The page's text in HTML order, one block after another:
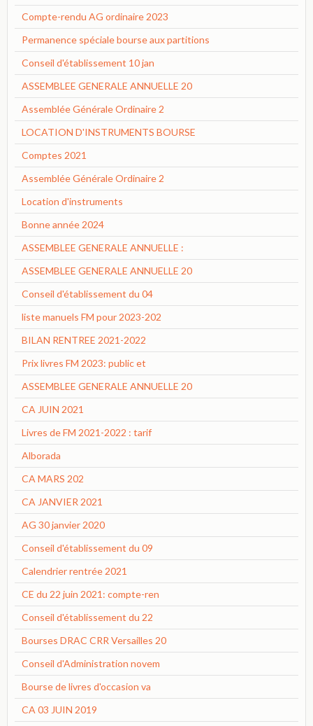
Compte-rendu AG ordinaire 2023
Permanence spéciale bourse aux partitions
Conseil d'établissement 10 jan
ASSEMBLEE GENERALE ANNUELLE 20
Assemblée Générale Ordinaire 2
LOCATION D'INSTRUMENTS BOURSE
Comptes 2021
Assemblée Générale Ordinaire 2
Location d'instruments
Bonne année 2024
ASSEMBLEE GENERALE ANNUELLE :
ASSEMBLEE GENERALE ANNUELLE 20
Conseil d'établissement du 04
liste manuels FM pour 2023-202
BILAN RENTREE 2021-2022
Prix livres FM 2023: public et
ASSEMBLEE GENERALE ANNUELLE 20
CA JUIN 2021
Livres de FM 2021-2022 : tarif
Alborada
CA MARS 202
CA JANVIER 2021
AG 30 janvier 2020
Conseil d'établissement du 09
Calendrier rentrée 2021
CE du 22 juin 2021: compte-ren
Conseil d'établissement du 22
Bourses DRAC CRR Versailles 20
Conseil d'Administration novem
Bourse de livres d'occasion va
CA 03 JUIN 2019